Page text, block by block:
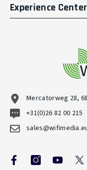
Experience Center
Mercatorweg 28,
+31(0)26 82 00 215